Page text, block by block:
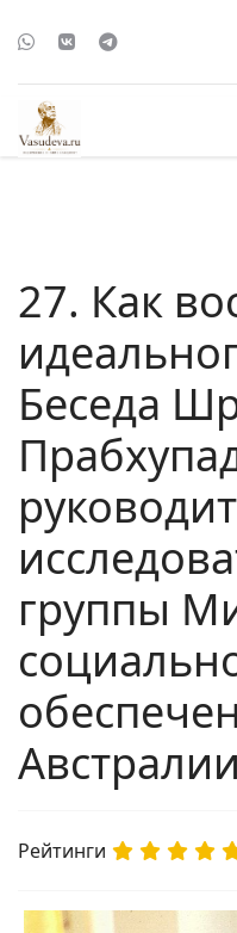
27. Как
Беседа
группы
Австралии
Рейтинги